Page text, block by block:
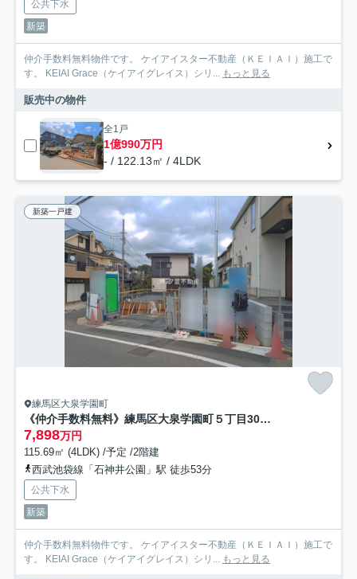
公共下水
新築
仲介手数料無料物件です。 ケイアイスター不動産（ＫＥＩＡＩ）施工で
す。 ‎KEIAI Grace（ケイアイグレイス）シリ... もっと見る
販売中の物件
全1戸
1億990万円
- / 122.13㎡ / 4LDK
新築一戸建
練馬区大泉学園町
《仲介手数料無料》練馬区大泉学園町５丁目30-20新築一戸建てケイアイグレイス
7,898万円
115.69㎡ (4LDK) /予定 /2階建
西武池袋線「石神井公園」駅 徒歩53分
公共下水
新築
仲介手数料無料物件です。 ケイアイスター不動産（ＫＥＩＡＩ）施工で
す。 ‎KEIAI Grace（ケイアイグレイス）シリ... もっと見る